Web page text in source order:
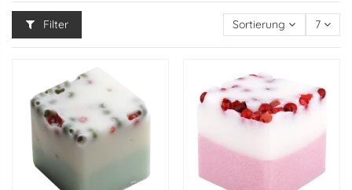
Filter Sortierung 7